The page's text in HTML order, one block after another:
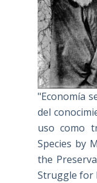
"Economía
del
uso como
Species by
the
Struggle for